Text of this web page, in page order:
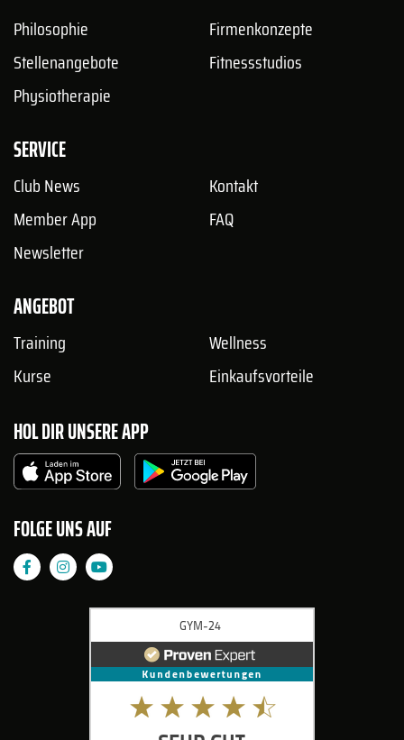
Philosophie
Stellenangebote
Physiotherapie
Firmenkonzepte
Fitnessstudios
SERVICE
Club News
Member App
Newsletter
Kontakt
FAQ
ANGEBOT
Training
Kurse
Wellness
Einkaufsvorteile
HOL DIR UNSERE APP
FOLGE UNS AUF